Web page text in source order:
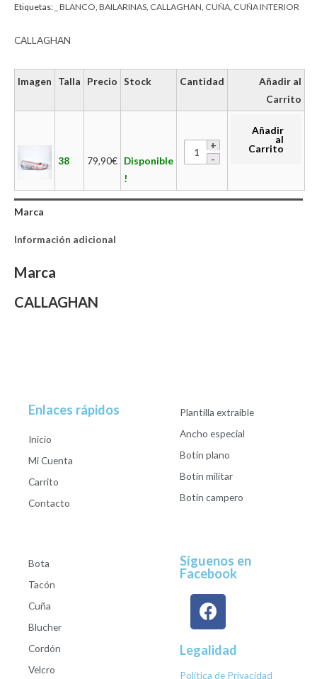
Etiquetas: _ BLANCO BAILARINAS CALLAGHAN CUÑA CUÑA INTERIOR
CALLAGHAN
Imagen Talla Precio Stock Cantidad
Añadir al
Carrito
38 79,90€ Disponible
!
Añadir
al
Carrito
Marca
Información adicional
Marca
CALLAGHAN
Enlaces rápidos
Inicio
Mi Cuenta
Carrito
Contacto
Plantilla extraible
Ancho especial
Botín plano
Botín militar
Botín campero
Bota
Tacón
Cuña
Blucher
Cordón
Velcro
Síguenos en
Facebook
Legalidad
Política de Privacidad